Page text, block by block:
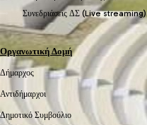
Συνεδριάσεις ΔΣ (Live streaming)
Οργανωτική Δομή
Δήμαρχος
Αντιδήμαρχοι
Δημοτικό Συμβούλιο